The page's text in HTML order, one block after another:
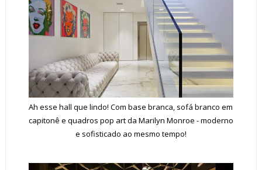
Ah esse hall que lindo! Com base branca, sofá branco em
capitonê e quadros pop art da Marilyn Monroe - moderno
e sofisticado ao mesmo tempo!